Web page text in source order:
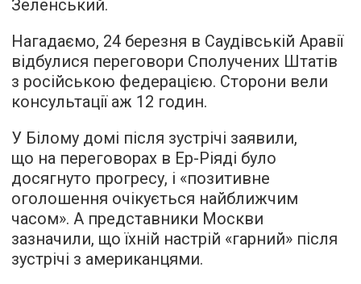
Зеленський.
Нагадаємо, 24 березня в Саудівській Аравії
відбулися переговори Сполучених Штатів
з російською федерацією. Сторони вели
консультації аж 12 годин.
У Білому домі після зустрічі заявили,
що на переговорах в Ер-Ріяді було
досягнуто прогресу, і «позитивне
оголошення очікується найближчим
часом». А представники Москви
зазначили, що їхній настрій «гарний» після
зустрічі з американцями.